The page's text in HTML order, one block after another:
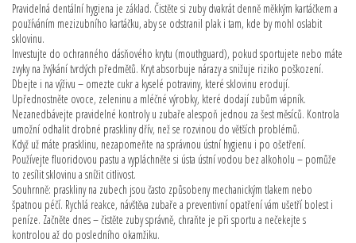
Pravidelná dentální hygiena je základ. Čistěte si zuby dvakrát denně měkkým kartáčkem a
používáním mezizubního kartáčku, aby se odstranil plak i tam, kde by mohl oslabit
sklovinu.
Investujte do ochranného dásňového krytu (mouthguard), pokud sportujete nebo máte
zvyky na žvýkání tvrdých předmětů. Kryt absorbuje nárazy a snižuje riziko poškození.
Dbejte i na výživu – omezte cukr a kyselé potraviny, které sklovinu erodují.
Upřednostněte ovoce, zeleninu a mléčné výrobky, které dodají zubům vápník.
Nezanedbávejte pravidelné kontroly u zubaře alespoň jednou za šest měsíců. Kontrola
umožní odhalit drobné praskliny dřív, než se rozvinou do větších problémů.
Když už máte prasklinu, nezapomeňte na správnou ústní hygienu i po ošetření.
Používejte fluoridovou pastu a vypláchněte si ústa ústní vodou bez alkoholu – pomůže
to zesílit sklovinu a snížit citlivost.
Souhrnně: praskliny na zubech jsou často způsobeny mechanickým tlakem nebo
špatnou péčí. Rychlá reakce, návštěva zubaře a preventivní opatření vám ušetří bolest i
peníze. Začněte dnes – čistěte zuby správně, chraňte je při sportu a nečekejte s
kontrolou až do posledního okamžiku.